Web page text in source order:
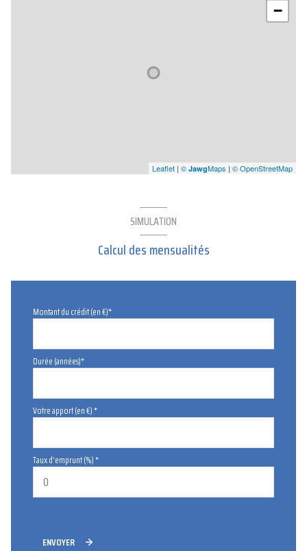
−
Leaflet | © JawgMaps | © OpenStreetMap
SIMULATION
Calcul des mensualités
Montant du crédit (en €)*
Durée (années)*
Votre apport (en €) *
Taux d'emprunt (%) *
ENVOYER